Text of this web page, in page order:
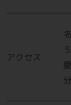
月の継続が条件
料年額4,980円（
にかかります。
アクセス